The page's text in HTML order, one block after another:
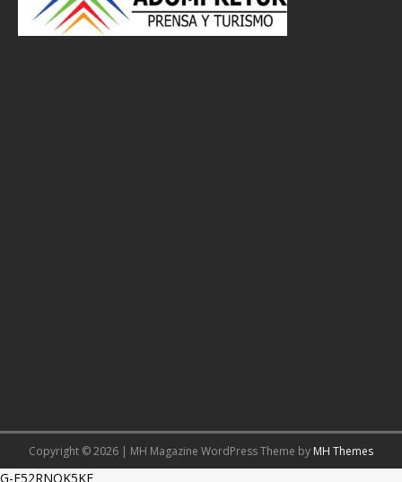
Copyright © 2026 | MH Magazine WordPress Theme by MH Themes
G-F52RNQK5KE